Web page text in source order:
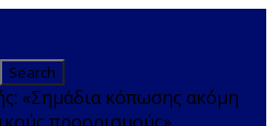
«Σημάδια κόπωσης ακόμη